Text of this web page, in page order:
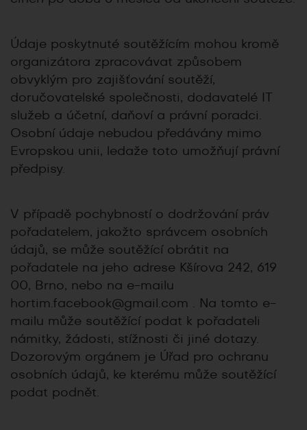
Údaje poskytnuté soutěžícím mohou kromě
organizátora zpracovávat způsobem
obvyklým pro zajišťování soutěží,
doručovatelské společnosti, dodavatelé IT
služeb a účetní, daňoví a právní poradci.
Osobní údaje nebudou předávány mimo
Evropskou unii, ledaže toto umožňují právní
předpisy.
V případě pochybností o dodržování práv
pořadatelem, jakožto správcem osobních
údajů, se může soutěžící obrátit na
pořadatele na jeho adrese Kšírova 242, 619
00, Brno, nebo na e-mailu
hortim.facebook@gmail.com . Na tomto e-
mailu může soutěžící podat k pořadateli
námitky, žádosti, stížnosti či jiné dotazy.
Dozorovým orgánem je Úřad pro ochranu
osobních údajů, ke kterému může soutěžící
podat podnět.